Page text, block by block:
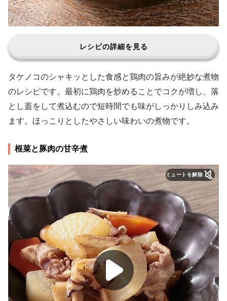
レシピの詳細を見る
タケノコのシャキッとした食感と鶏肉の旨みが絶妙な煮物
のレシピです。最初に鶏肉を炒めることでコクが増し、落
とし蓋をして煮込むので短時間でも味がしっかりしみ込み
ます。ほっこりとしたやさしい味わいの煮物です。
根菜と豚肉の甘辛煮
ミュートを解除